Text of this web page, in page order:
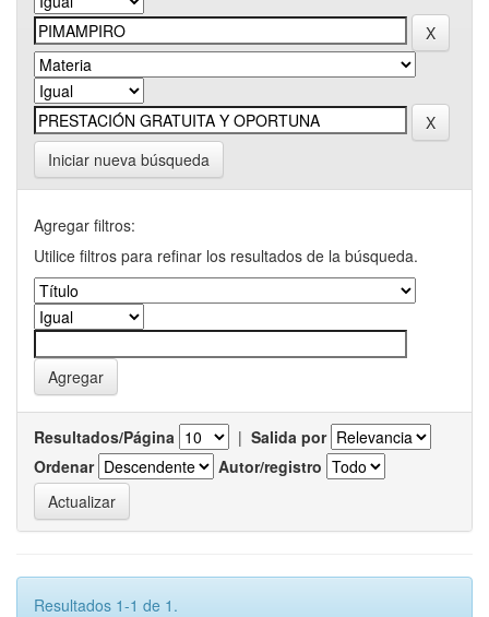
Iniciar nueva búsqueda
Agregar filtros:
Utilice filtros para refinar los resultados de la búsqueda.
Resultados/Página | Salida por
Ordenar
Autor/registro
Resultados 1-1 de 1.